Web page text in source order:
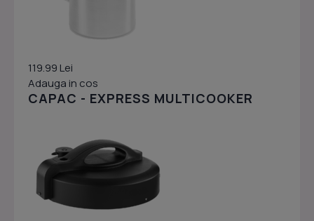
119.99 Lei
Adauga in cos
CAPAC - EXPRESS MULTICOOKER